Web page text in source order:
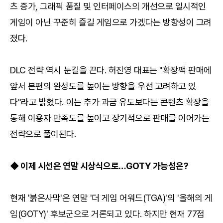
츠 증가, 그래픽 품질 및 인터페이스의 개선으로 일시적인
게임이 아닌 꾸준히 즐길 게임으로 가겠다는 방향성이 그려
졌다.
DLC 전략 역시 눈길을 끈다. 허진영 대표는 "확장팩 판매에
앞서 본편의 완성도를 높이는 방향을 우선 고려하고 있
다"라고 밝혔다. 이는 추가 과금 유도보다는 콘텐츠 확장을
통해 이용자 만족도를 높이고 장기적으로 판매를 이어가는
전략으로 풀이된다.
◆ 이제 시선은 연말 시상식으로…GOTY 가능성은?
현재 '붉은사막'은 연말 '더 게임 어워드(TGA)'의 '올해의 게
임(GOTY)' 후보군으로 거론되고 있다. 하지만 현재 77점